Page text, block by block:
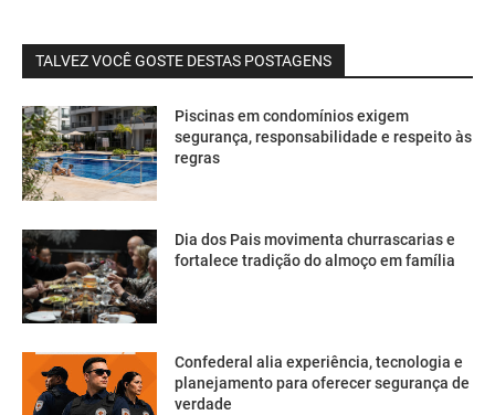
TALVEZ VOCÊ GOSTE DESTAS POSTAGENS
Piscinas em condomínios exigem
segurança, responsabilidade e respeito às
regras
Dia dos Pais movimenta churrascarias e
fortalece tradição do almoço em família
Confederal alia experiência, tecnologia e
planejamento para oferecer segurança de
verdade